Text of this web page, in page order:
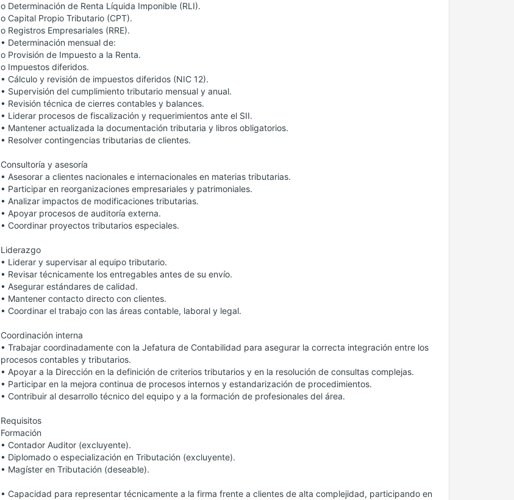
o Determinación de Renta Líquida Imponible (RLI).
o Capital Propio Tributario (CPT).
o Registros Empresariales (RRE).
• Determinación mensual de:
o Provisión de Impuesto a la Renta.
o Impuestos diferidos.
• Cálculo y revisión de impuestos diferidos (NIC 12).
• Supervisión del cumplimiento tributario mensual y anual.
• Revisión técnica de cierres contables y balances.
• Liderar procesos de fiscalización y requerimientos ante el SII.
• Mantener actualizada la documentación tributaria y libros obligatorios.
• Resolver contingencias tributarias de clientes.
Consultoría y asesoría
• Asesorar a clientes nacionales e internacionales en materias tributarias.
• Participar en reorganizaciones empresariales y patrimoniales.
• Analizar impactos de modificaciones tributarias.
• Apoyar procesos de auditoría externa.
• Coordinar proyectos tributarios especiales.
Liderazgo
• Liderar y supervisar al equipo tributario.
• Revisar técnicamente los entregables antes de su envío.
• Asegurar estándares de calidad.
• Mantener contacto directo con clientes.
• Coordinar el trabajo con las áreas contable, laboral y legal.
Coordinación interna
• Trabajar coordinadamente con la Jefatura de Contabilidad para asegurar la correcta integración entre los
procesos contables y tributarios.
• Apoyar a la Dirección en la definición de criterios tributarios y en la resolución de consultas complejas.
• Participar en la mejora continua de procesos internos y estandarización de procedimientos.
• Contribuir al desarrollo técnico del equipo y a la formación de profesionales del área.
Requisitos
Formación
• Contador Auditor (excluyente).
• Diplomado o especialización en Tributación (excluyente).
• Magíster en Tributación (deseable).
• Capacidad para representar técnicamente a la firma frente a clientes de alta complejidad, participando en